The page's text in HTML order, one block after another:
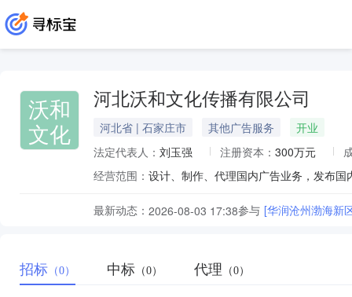
沃和
文化
河北沃和文化传播有限公司
河北省 | 石家庄市 其他广告服务
开业
法定代表人： 刘玉强 注册资本： 300万元
经营范围：
最新动态： 2026-08-03 17:38参与 [华润沧州渤海新
招标 （0） 中标 （0） 代理 （0）